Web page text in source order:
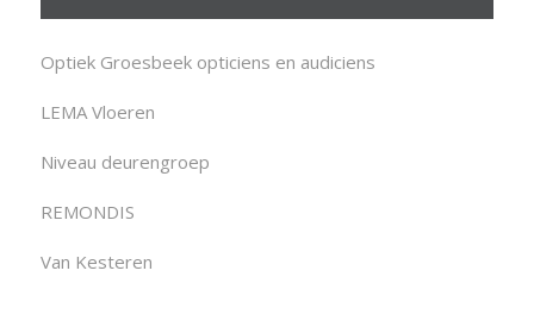
Optiek Groesbeek opticiens en audiciens
LEMA Vloeren
Niveau deurengroep
REMONDIS
Van Kesteren